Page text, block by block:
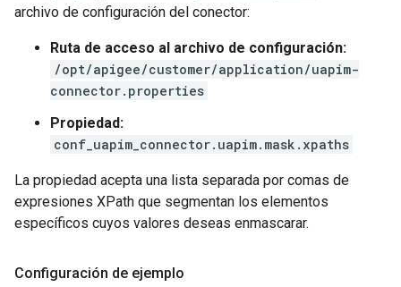
archivo de configuración del conector:
Ruta de acceso al archivo de configuración:
/opt/apigee/customer/application/uapim-
connector.properties
Propiedad:
conf_uapim_connector.uapim.mask.xpaths
La propiedad acepta una lista separada por comas de
expresiones XPath que segmentan los elementos
específicos cuyos valores deseas enmascarar.
Configuración de ejemplo